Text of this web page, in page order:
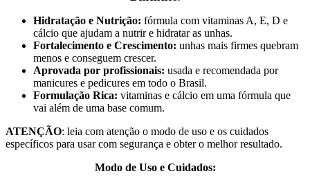
Hidratação e Nutrição: fórmula com vitaminas A, E, D e
cálcio que ajudam a nutrir e hidratar as unhas.
Fortalecimento e Crescimento: unhas mais firmes quebram
menos e conseguem crescer.
Aprovada por profissionais: usada e recomendada por
manicures e pedicures em todo o Brasil.
Formulação Rica: vitaminas e cálcio em uma fórmula que
vai além de uma base comum.
ATENÇÃO: leia com atenção o modo de uso e os cuidados
específicos para usar com segurança e obter o melhor resultado.
Modo de Uso e Cuidados: